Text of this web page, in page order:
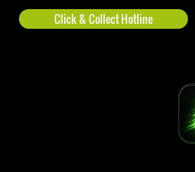
Click & Collect Hotline